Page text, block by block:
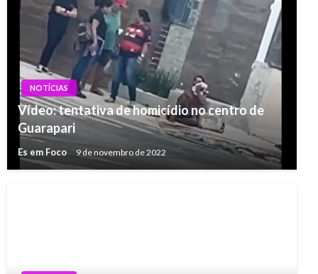
NOTÍCIAS
Vídeo: tentativa de homicídio no centro de
Guarapari
Es em Foco 9 de novembro de 2022